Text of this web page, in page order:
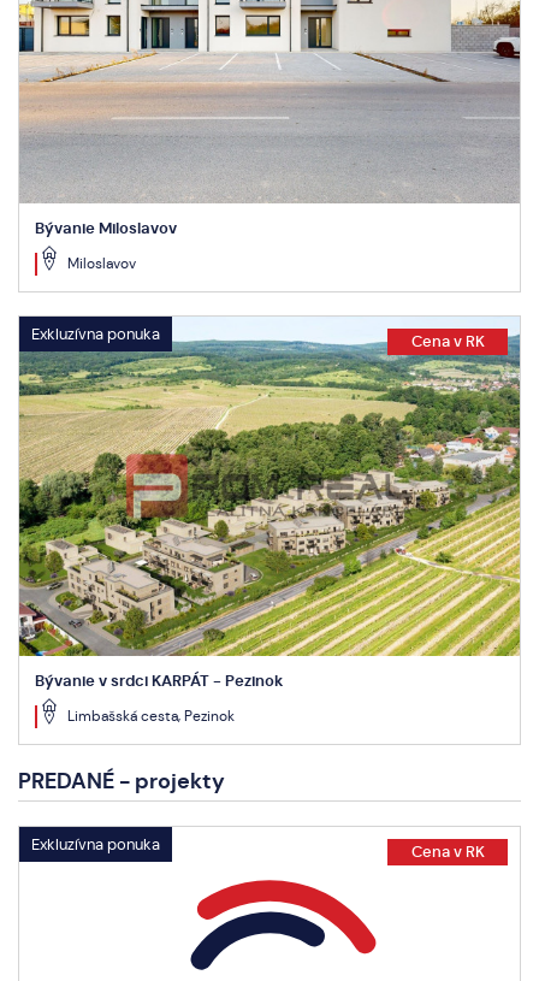
Bývanie Miloslavov
Miloslavov
Exkluzívna ponuka Cena v RK
Bývanie v srdci KARPÁT - Pezinok
Limbašská cesta, Pezinok
PREDANÉ - projekty
Exkluzívna ponuka Cena v RK